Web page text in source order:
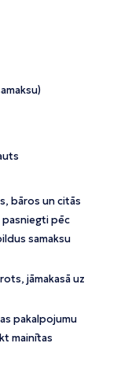
bāros un citās
pasniegti pēc
samaksu
jāmakasā uz
pakalpojumu
mainītas